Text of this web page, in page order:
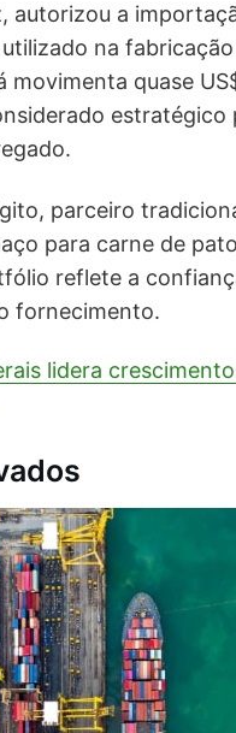
autorizou a
na
movimenta quase
estratégico
parceiro
para carne de
reflete a
fornecimento.
lidera